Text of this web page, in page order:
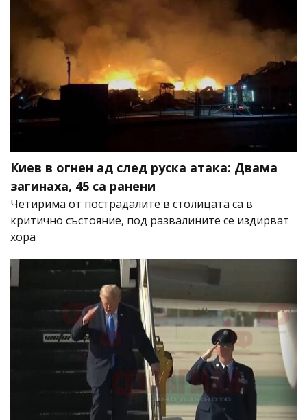
Киев в огнен ад след руска атака: Двама
загинаха, 45 са ранени
Четирима от пострадалите в столицата са в
критично състояние, под развалините се издирват
хора